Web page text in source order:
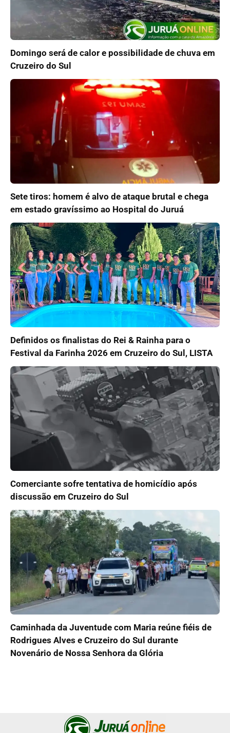
Domingo será de calor e possibilidade de chuva em
Cruzeiro do Sul
Sete tiros: homem é alvo de ataque brutal e chega
em estado gravíssimo ao Hospital do Juruá
Definidos os finalistas do Rei & Rainha para o
Festival da Farinha 2026 em Cruzeiro do Sul, LISTA
Comerciante sofre tentativa de homicídio após
discussão em Cruzeiro do Sul
Caminhada da Juventude com Maria reúne fiéis de
Rodrigues Alves e Cruzeiro do Sul durante
Novenário de Nossa Senhora da Glória